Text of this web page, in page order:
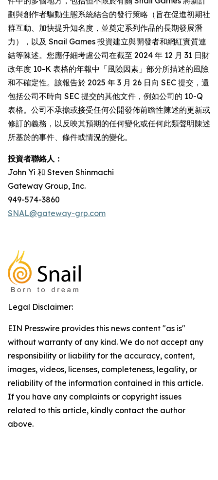
劃與創作者驅動生態系統結合的發行策略（旨在促進初期社
群互動、加快提升知名度，並奠定系列作品的長期發展潛
力），以及 Snail Games 投資建立與開發者和網紅實質連
結等陳述。您應仔細考慮公司在截至 2024 年 12 月 31 日財
政年度 10-K 表格的年報中「風險因素」部分所描述的風險
和不確定性。該報告於 2025 年 3 月 26 日向 SEC 提交，還
包括公司不時向 SEC 提交的其他文件，例如公司的 10-Q
表格。公司不承擔或接受任何公開發佈前瞻性陳述的更新或
修訂的義務，以反映其預期的任何變化或任何此類聲明陳述
所基於的事件、條件或情況的變化。
投資者聯絡人：
John Yi 和 Steven Shinmachi
Gateway Group, Inc.
949-574-3860
SNAL@gateway-grp.com
Legal Disclaimer:
EIN Presswire provides this news content "as is"
without warranty of any kind. We do not accept any
responsibility or liability for the accuracy, content,
images, videos, licenses, completeness, legality, or
reliability of the information contained in this article.
If you have any complaints or copyright issues
related to this article, kindly contact the author
above.